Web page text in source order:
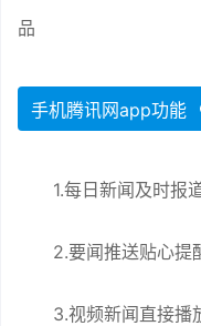
品
手机腾讯网app功能
1.每日新闻及时报
2.要闻推送贴心提
3.视频新闻直接播